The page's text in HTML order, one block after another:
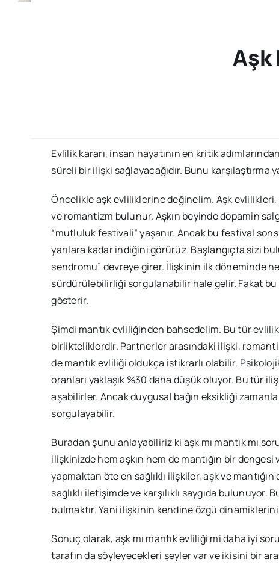
Aşk
Evlilik kararı, insan hayatının en kritik
süreli bir ilişki sağlayacağıdır. Bunu karşılaştırma
Öncelikle aşk evliliklerine değinelim. Aşk
ve romantizm bulunur. Aşkın beyinde dopamin
“mutluluk festivali” yaşanır. Ancak bu festival
yarılara kadar indiğini görürüz. Başlangıçta sizi
sendromu” devreye girer. İlişkinin ilk döneminde
sürdürülebilirliği sorgulanabilir hale gelir. Fakat
gösterir.
Şimdi mantık evliliğinden bahsedelim. Bu tür
birlikteliklerdir. Partnerler arasındaki ilişki,
de mantık evliliği oldukça istikrarlı olabilir.
oranları yaklaşık %30 daha düşük oluyor. Bu tür
aşabilirler. Ancak duygusal bağın eksikliği
sorgulayabilir.
Buradan şunu anlayabiliriz ki aşk mı mantık mı
ilişkinizde hem aşkın hem de mantığın bir
yapmaktan öte en sağlıklı ilişkiler, aşk ve
sağlıklı iletişimde ve karşılıklı saygıda
bulmaktır. Yani ilişkinin kendine özgü
Sonuç olarak, aşk mı mantık evliliği mi daha iyi
tarafın da söyleyecekleri şeyler var ve ikisini bir